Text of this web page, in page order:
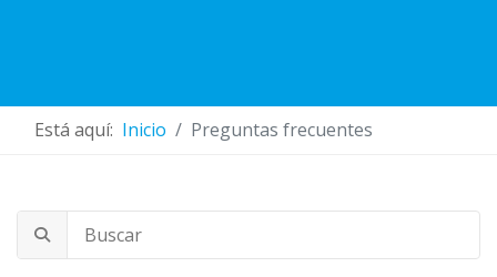
Está aquí: Inicio Preguntas frecuentes